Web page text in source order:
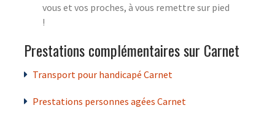
vous et vos proches, à vous remettre sur pied
!
Prestations complémentaires sur Carnet
Transport pour handicapé Carnet
Prestations personnes agées Carnet